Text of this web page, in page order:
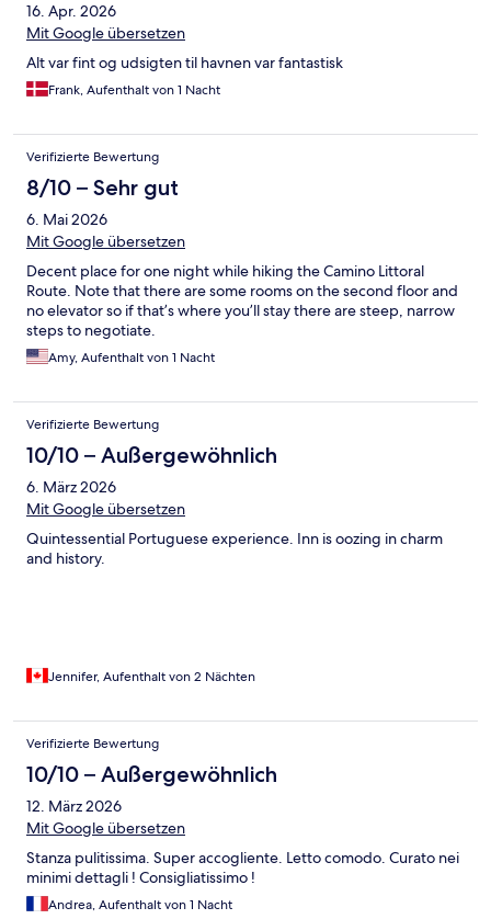
16. Apr. 2026
Mit Google übersetzen
Alt var fint og udsigten til havnen var fantastisk
Frank, Aufenthalt von 1 Nacht
Verifizierte Bewertung
8/10 – Sehr gut
6. Mai 2026
Mit Google übersetzen
Decent place for one night while hiking the Camino Littoral
Route. Note that there are some rooms on the second floor and
no elevator so if that’s where you’ll stay there are steep, narrow
steps to negotiate.
Amy, Aufenthalt von 1 Nacht
Verifizierte Bewertung
10/10 – Außergewöhnlich
6. März 2026
Mit Google übersetzen
Quintessential Portuguese experience. Inn is oozing in charm
and history.
Jennifer, Aufenthalt von 2 Nächten
Verifizierte Bewertung
10/10 – Außergewöhnlich
12. März 2026
Mit Google übersetzen
Stanza pulitissima. Super accogliente. Letto comodo. Curato nei
minimi dettagli ! Consigliatissimo !
Andrea, Aufenthalt von 1 Nacht